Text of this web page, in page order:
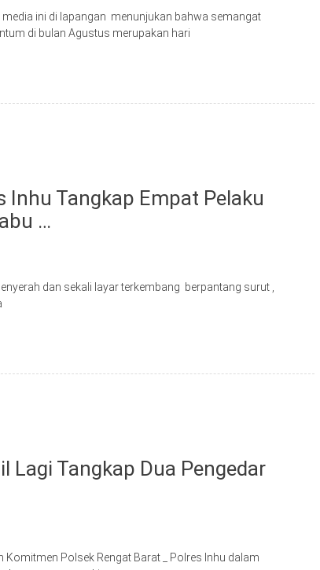
media ini di lapangan menunjukan bahwa semangat
di bulan Agustus merupakan hari
Inhu Tangkap Empat Pelaku
…
dan sekali layar terkembang berpantang surut ,
Lagi Tangkap Dua Pengedar
Komitmen Polsek Rengat Barat _ Polres Inhu dalam